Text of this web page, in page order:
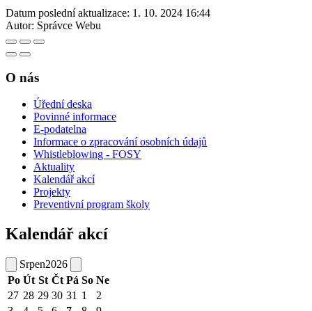
Datum poslední aktualizace: 1. 10. 2024 16:44
Autor: Správce Webu
O nás
Úřední deska
Povinné informace
E-podatelna
Informace o zpracování osobních údajů
Whistleblowing - FOSY
Aktuality
Kalendář akcí
Projekty
Preventivní program školy
Kalendář akcí
Srpen2026
Po Út St Čt Pá So Ne
27 28 29 30 31 1
2